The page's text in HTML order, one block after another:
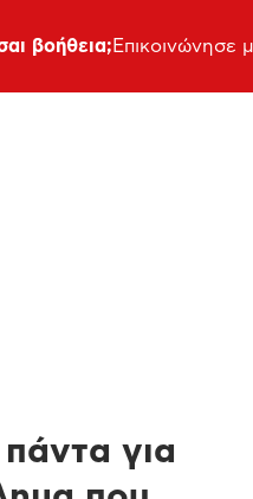
βοήθεια; Επικοινώνησε
για